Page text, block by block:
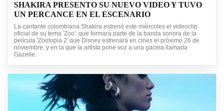
SHAKIRA PRESENTO SU NUEVO VIDEO Y TUVO
UN PERCANCE EN EL ESCENARIO
La cantante colombiana Shakira estrenó este miércoles el videoclip
oficial de su tema 'Zoo', que formará parte de la banda sonora de la
película 'Zootopia 2' que Disney estrenará en cines el próximo 26 de
noviembre, y en la que la artista pone voz a una gacela llamada
Gazelle.